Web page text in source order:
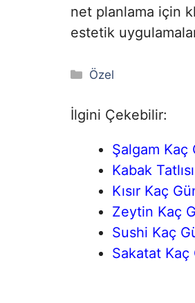
net planlama için
estetik
Kategoriler
Özel
İlgini Çekebilir:
Şalgam Kaç
Kabak
Kısır Kaç
Zeytin Kaç
Sushi Kaç
Sakatat Kaç